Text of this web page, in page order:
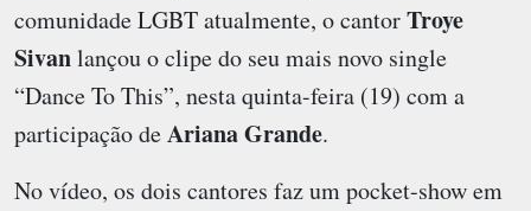
comunidade LGBT atualmente, o cantorTroye
Sivanlançou o clipe do seu mais novo single
“Dance To This”, nesta quinta-feira (19) com a
participação deAriana Grande.
No vídeo, os dois cantores faz um pocket-show em